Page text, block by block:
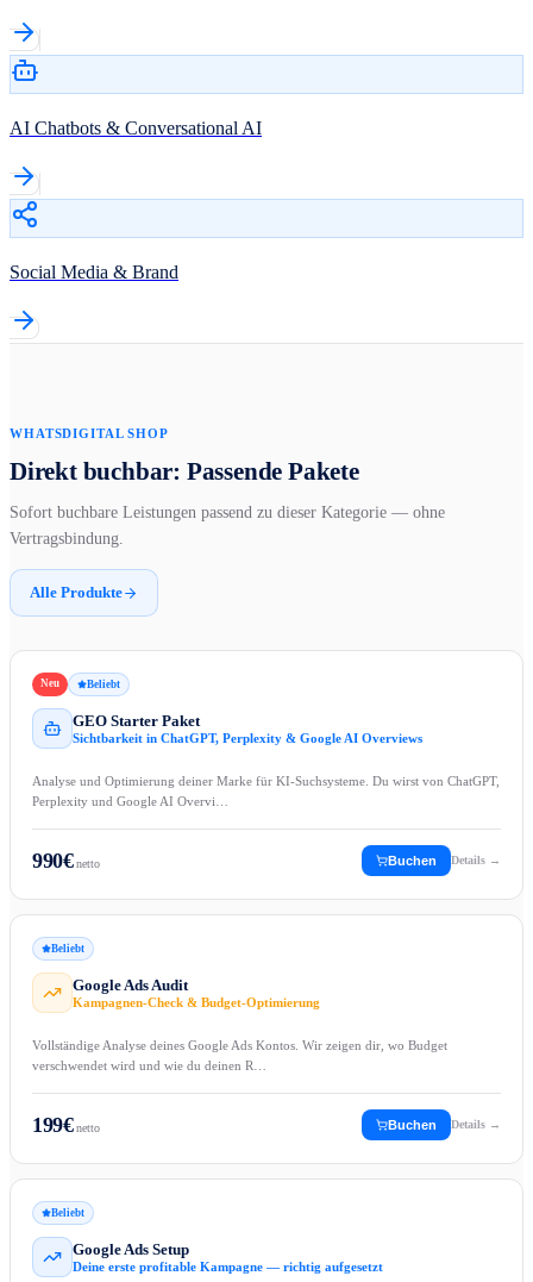
AI Chatbots & Conversational AI
Social Media & Brand
WHATSDIGITAL SHOP
Direkt buchbar: Passende Pakete
Sofort buchbare Leistungen passend zu dieser Kategorie — ohne
Vertragsbindung.
Alle Produkte
Neu Beliebt
GEO Starter Paket
Sichtbarkeit in ChatGPT, Perplexity & Google AI Overviews
Analyse und Optimierung deiner Marke für KI-Suchsysteme. Du wirst von ChatGPT,
Perplexity und Google AI Overvi…
990€netto Buchen Details →
Beliebt
Google Ads Audit
Kampagnen-Check & Budget-Optimierung
Vollständige Analyse deines Google Ads Kontos. Wir zeigen dir, wo Budget
verschwendet wird und wie du deinen R…
199€netto Buchen Details →
Beliebt
Google Ads Setup
Deine erste profitable Kampagne — richtig aufgesetzt